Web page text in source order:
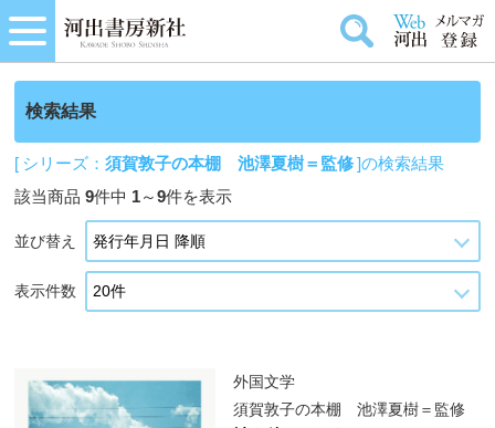
検索結果
[ シリーズ：須賀敦子の本棚 池澤夏樹＝監修]の検索結果
該当商品9件中 1～9件を表示
並び替え
表示件数
外国文学
須賀敦子の本棚 池澤夏樹＝監修